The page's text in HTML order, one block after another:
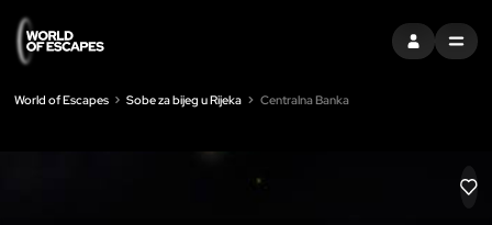
PRIJAVITI SE
MENU
World of Escapes Sobe za bijeg u Rijeka Centralna Banka
LIKE